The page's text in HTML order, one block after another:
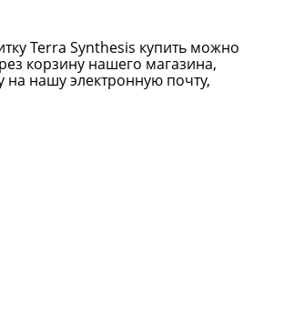
Terra Synthesis купить можно
корзину нашего магазина,
на нашу электронную почту,